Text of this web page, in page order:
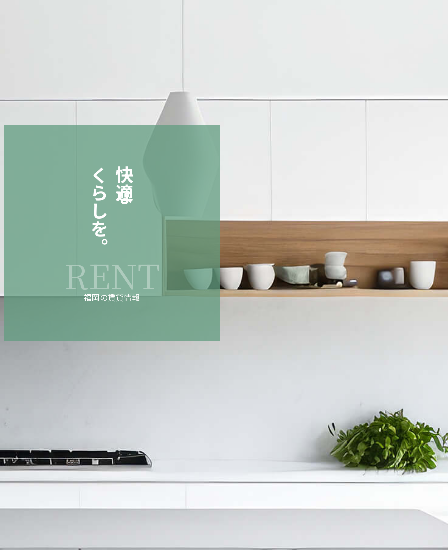
快適な
くらしを。
RENT
福岡の賃貸情報